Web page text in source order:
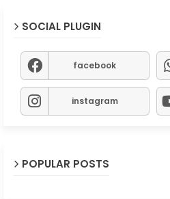
SOCIAL PLUGIN
facebook
instagram
POPULAR POSTS